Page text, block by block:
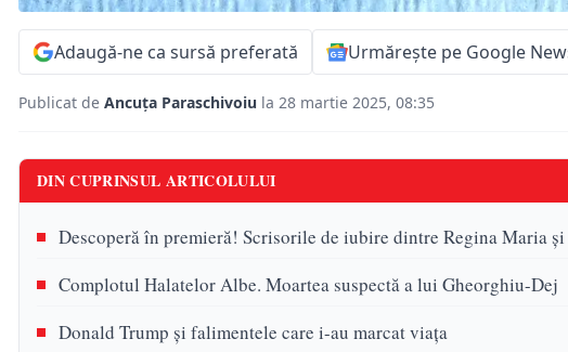
Adaugă-ne ca sursă preferată Urmărește pe Google
Publicat de Ancuța Paraschivoiu la 28 martie 2025, 08:35
DIN CUPRINSUL ARTICOLULUI
Descoperă în premieră! Scrisorile de iubire dintre Regina Maria
Complotul Halatelor Albe. Moartea suspectă a lui Gheorghiu-Dej
Donald Trump și falimentele care i-au marcat viața